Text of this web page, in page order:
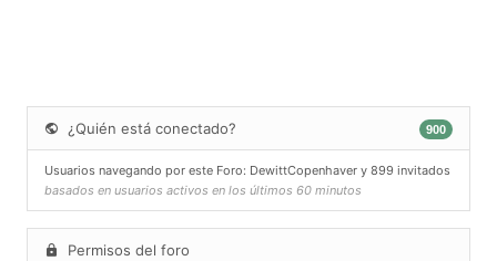
¿Quién está conectado? 900
Usuarios navegando por este Foro: DewittCopenhaver y 899 invitados
basados en usuarios activos en los últimos 60 minutos
Permisos del foro